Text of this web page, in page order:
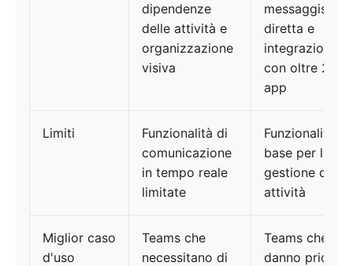
dipendenze
delle attività e
organizzazione
visiva
messaggistica
diretta e
integrazioni
con oltre
app
Limiti
Funzionalità di
comunicazione
in tempo reale
limitate
Funzionalità di
base per la
gestione delle
attività
Miglior caso
d'uso
Teams che
necessitano di
Teams che
danno priorità